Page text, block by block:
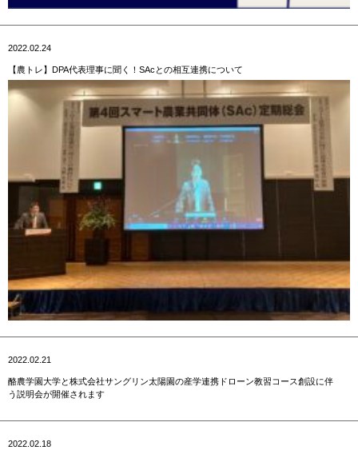
2022.02.24
【農トレ】DPA代表理事に聞く！SAcとの相互連携について
2022.02.21
酪農学園大学と株式会社サングリン太陽園の産学連携ドローン教習コース創設に伴
う説明会が開催されます
2022.02.18